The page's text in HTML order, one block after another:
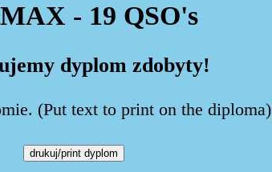
- 19 QSO's
dyplom zdobyty!
(Put text to print on the diploma)